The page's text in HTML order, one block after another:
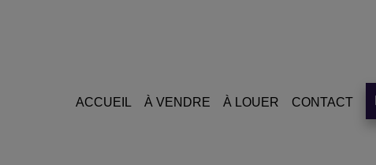
ACCUEIL À VENDRE À LOUER CONTACT